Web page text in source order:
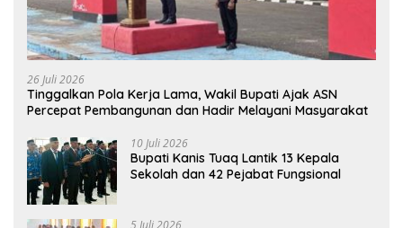
26 Juli 2026
Tinggalkan Pola Kerja Lama, Wakil Bupati Ajak ASN
Percepat Pembangunan dan Hadir Melayani Masyarakat
10 Juli 2026
Bupati Kanis Tuaq Lantik 13 Kepala
Sekolah dan 42 Pejabat Fungsional
5 Juli 2026